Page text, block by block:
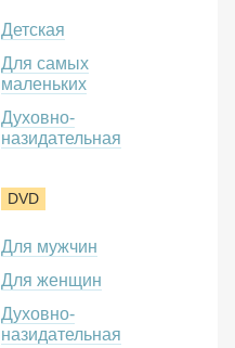
Детская
Для самых
маленьких
Духовно-
назидательная
DVD
Для мужчин
Для женщин
Духовно-
назидательная